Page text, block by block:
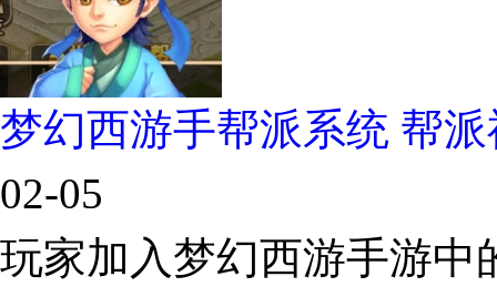
梦幻西游手帮派系统 帮
02-05
玩家加入梦幻西游手游中